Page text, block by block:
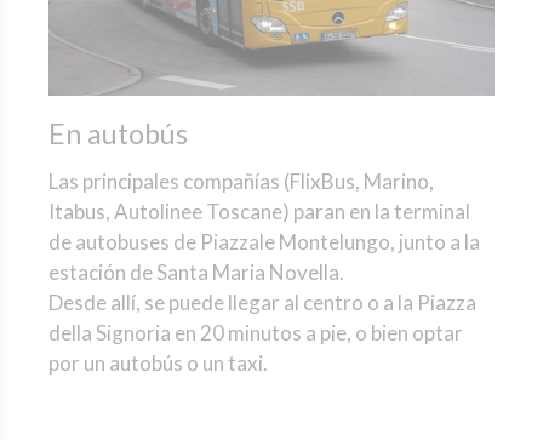
En autobús
Las principales compañías (FlixBus, Marino,
Itabus, Autolinee Toscane) paran en la terminal
de autobuses de Piazzale Montelungo, junto a la
estación de Santa Maria Novella.
Desde allí, se puede llegar al centro o a la Piazza
della Signoria en 20 minutos a pie, o bien optar
por un autobús o un taxi.